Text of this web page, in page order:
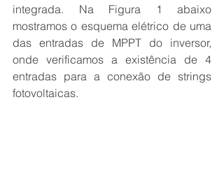
integrada. Na Figura 1 abaixo
mostramos o esquema elétrico de uma
das entradas de MPPT do inversor,
onde verificamos a existência de 4
entradas para a conexão de strings
fotovoltaicas.